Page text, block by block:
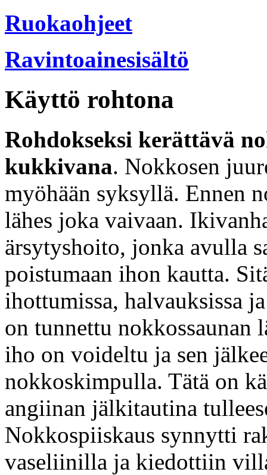
Ruokaohjeet
Ravintoainesisältö
Käyttö rohtona
Rohdokseksi kerättävä
kukkivana. Nokkosen
myöhään syksyllä. Ennen
lähes joka vaivaan.
ärsytyshoito, jonka avulla
poistumaan ihon kautta.
ihottumissa, halvauksissa
on tunnettu nokkossaunan
iho on voideltu ja sen
nokkoskimpulla. Tätä on
angiinan jälkitautina
Nokkospiiskaus synnytti
vaseliinilla ja kiedottiin